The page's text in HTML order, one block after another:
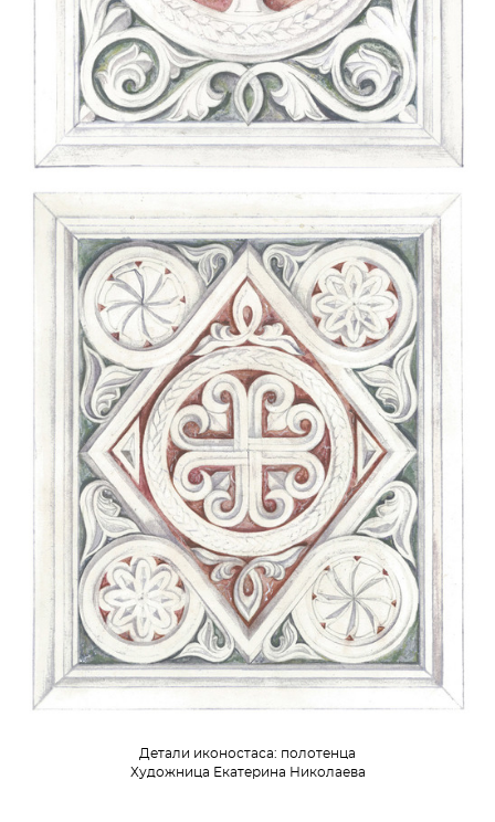
Детали иконостаса: полотенца
Художница Екатерина Николаева